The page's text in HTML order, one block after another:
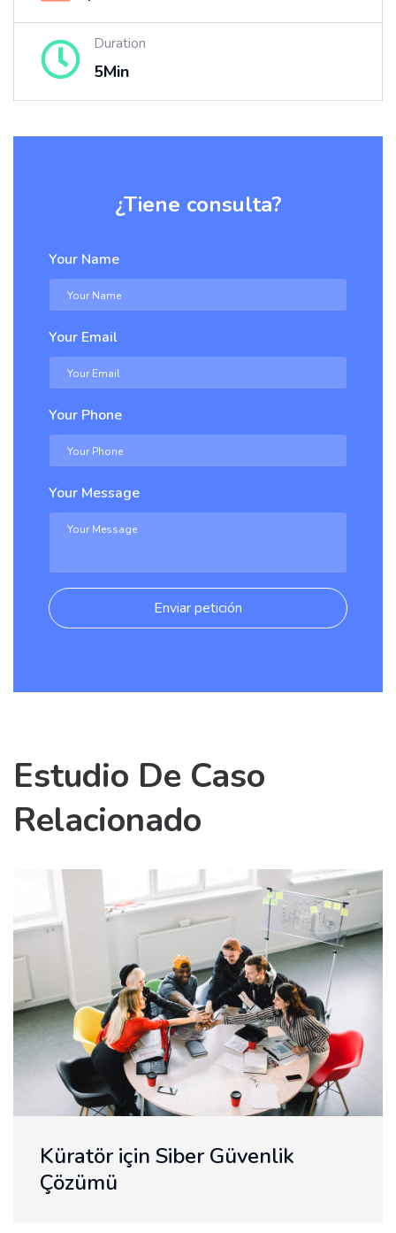
Duration
5Min
¿Tiene consulta?
Your Name
Your Email
Your Phone
Your Message
Enviar petición
Estudio De Caso
Relacionado
Siber Güvenlik